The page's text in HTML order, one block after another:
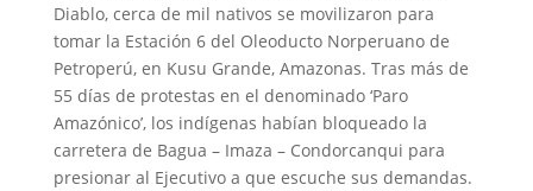
Diablo, cerca de mil nativos se movilizaron para
tomar la Estación 6 del Oleoducto Norperuano de
Petroperú, en Kusu Grande, Amazonas. Tras más de
55 días de protestas en el denominado ‘Paro
Amazónico’, los indígenas habían bloqueado la
carretera de Bagua – Imaza – Condorcanqui para
presionar al Ejecutivo a que escuche sus demandas.